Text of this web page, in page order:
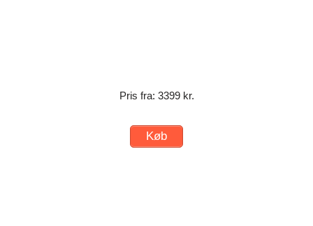
Pris fra: 3399 kr.
Køb